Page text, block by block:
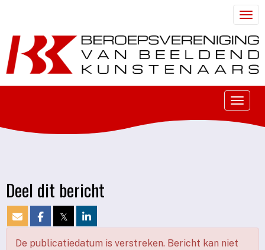
Deel dit bericht
𝕏
De publicatiedatum is verstreken. Bericht kan niet